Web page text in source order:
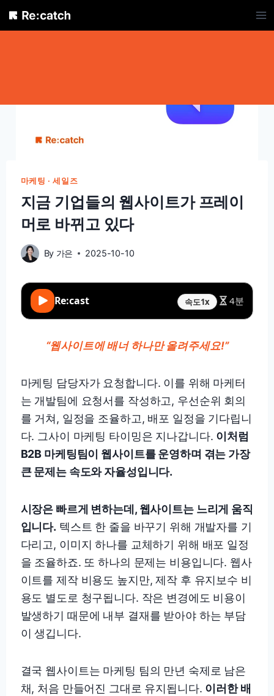
Skip
마케팅 · 세일즈
지금 기업들의 웹사이트가 프레이
머로 바뀌고 있다
By 가은 2025-10-10
Re:cast 속도1x 4분
“웹사이트에 배너 하나만 올려주세요!”
마케팅 담당자가 요청합니다. 이를 위해 마케터
는 개발팀에 요청서를 작성하고, 우선순위 회의
를 거쳐, 일정을 조율하고, 배포 일정을 기다립니
다. 그사이 마케팅 타이밍은 지나갑니다. 이처럼
B2B 마케팅팀이 웹사이트를 운영하며 겪는 가장
큰 문제는 속도와 자율성입니다.
시장은 빠르게 변하는데, 웹사이트는 느리게 움직
입니다. 텍스트 한 줄을 바꾸기 위해 개발자를 기
다리고, 이미지 하나를 교체하기 위해 배포 일정
을 조율하죠. 또 하나의 문제는 비용입니다. 웹사
이트를 제작 비용도 높지만, 제작 후 유지보수 비
용도 별도로 청구됩니다. 작은 변경에도 비용이
발생하기 때문에 내부 결재를 받아야 하는 부담
이 생깁니다.
결국 웹사이트는 마케팅 팀의 만년 숙제로 남은
채, 처음 만들어진 그대로 유지됩니다. 이러한 배